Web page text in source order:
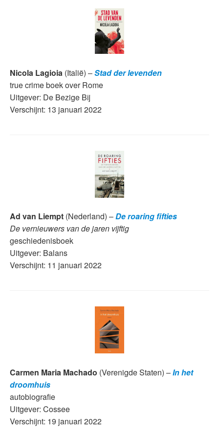
Nicola Lagioia (Italië) –Stad der levenden
true crime boek over Rome
Uitgever: De Bezige Bij
Verschijnt: 13 januari 2022
Ad van Liempt (Nederland) –De roaring fifties
De vernieuwers van de jaren vijftig
geschiedenisboek
Uitgever: Balans
Verschijnt: 11 januari 2022
Carmen Maria Machado (Verenigde Staten) –In het
droomhuis
autobiografie
Uitgever: Cossee
Verschijnt: 19 januari 2022